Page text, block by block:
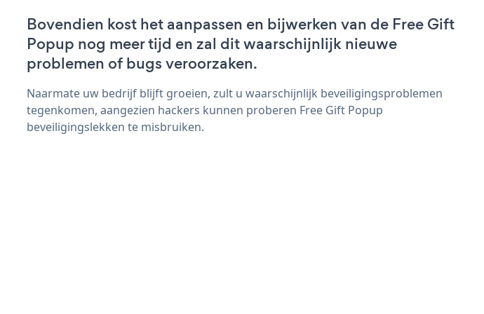
Bovendien kost het aanpassen en bijwerken van de Free Gift
Popup nog meer tijd en zal dit waarschijnlijk nieuwe
problemen of bugs veroorzaken.
Naarmate uw bedrijf blijft groeien, zult u waarschijnlijk beveiligingsproblemen
tegenkomen, aangezien hackers kunnen proberen Free Gift Popup
beveiligingslekken te misbruiken.